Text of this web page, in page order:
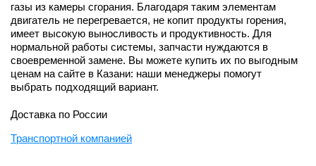
газы из камеры сгорания. Благодаря таким элементам
двигатель не перегревается, не копит продукты горения,
имеет высокую выносливость и продуктивность. Для
нормальной работы системы, запчасти нуждаются в
своевременной замене. Вы можете купить их по выгодным
ценам на сайте в Казани: наши менеджеры помогут
выбрать подходящий вариант.
Доставка по России
Транспортной компанией